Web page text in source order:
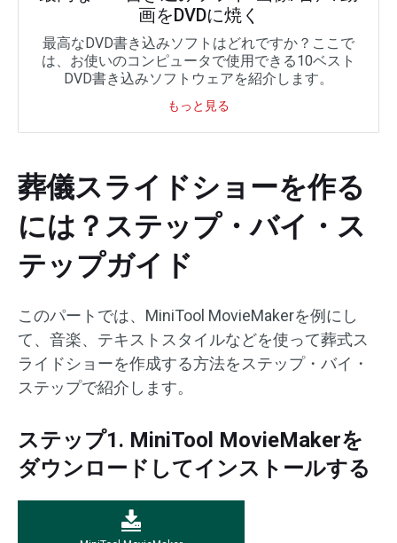
画をDVDに焼く
最高なDVD書き込みソフトはどれですか？ここで
は、お使いのコンピュータで使用できる10ベスト
DVD書き込みソフトウェアを紹介します。
もっと見る
葬儀スライドショーを作る
には？ステップ・バイ・ス
テップガイド
このパートでは、MiniTool MovieMakerを例にし
て、音楽、テキストスタイルなどを使って葬式ス
ライドショーを作成する方法をステップ・バイ・
ステップで紹介します。
ステップ1. MiniTool MovieMakerを
ダウンロードしてインストールする